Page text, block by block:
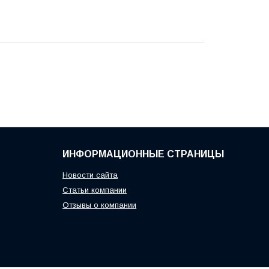
ИНФОРМАЦИОННЫЕ СТРАНИЦЫ
Новости сайта
Статьи компании
Отзывы о компании